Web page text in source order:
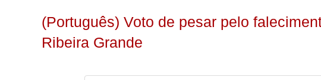
(Português) Voto de pesar pelo
Ribeira Grande